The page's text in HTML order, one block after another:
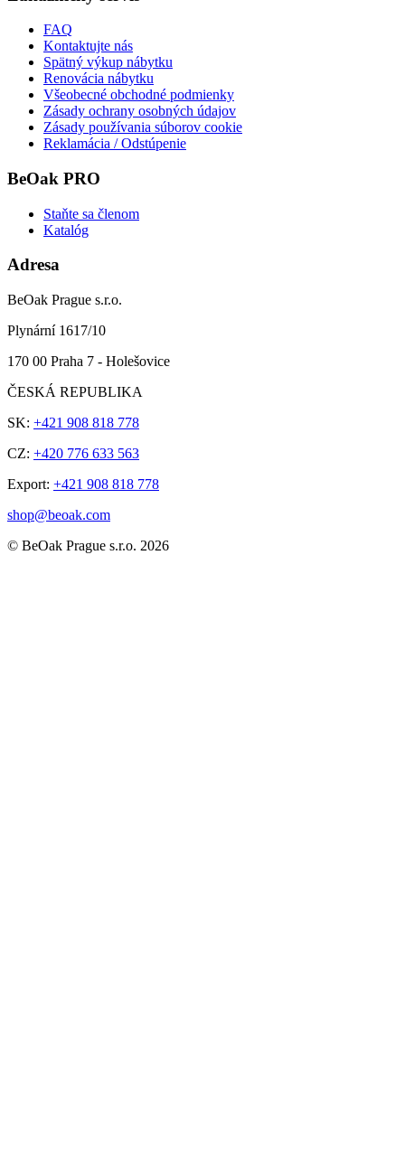
FAQ
Kontaktujte nás
Spätný výkup nábytku
Renovácia nábytku
Všeobecné obchodné podmienky
Zásady ochrany osobných údajov
Zásady používania súborov cookie
Reklamácia / Odstúpenie
BeOak PRO
Staňte sa členom
Katalóg
Adresa
BeOak Prague s.r.o.
Plynární 1617/10
170 00 Praha 7 - Holešovice
ČESKÁ REPUBLIKA
SK: +421 908 818 778
CZ: +420 776 633 563
Export: +421 908 818 778
shop@beoak.com
© BeOak Prague s.r.o. 2026